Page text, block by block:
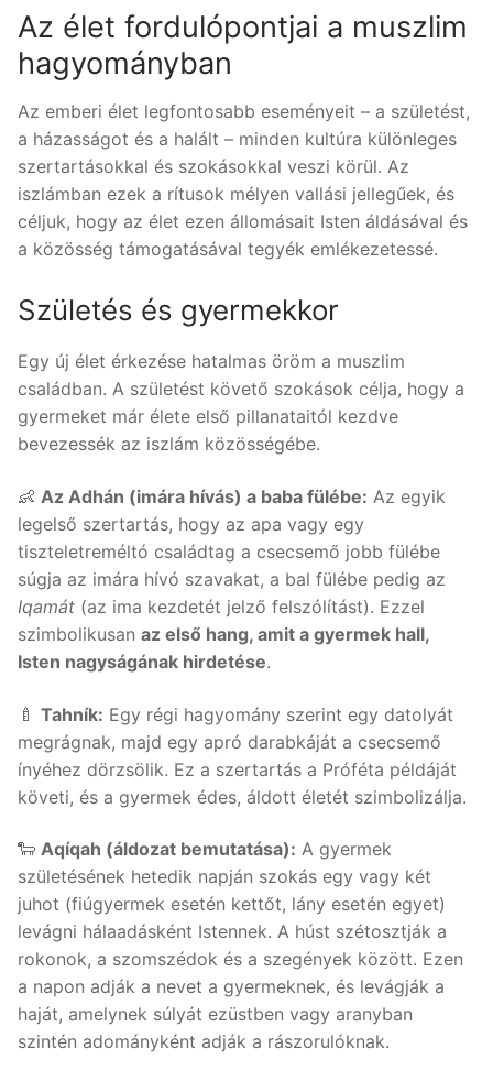
Az élet fordulópontjai a muszlim
hagyományban
Az emberi élet legfontosabb eseményeit – a születést,
a házasságot és a halált – minden kultúra különleges
szertartásokkal és szokásokkal veszi körül. Az
iszlámban ezek a rítusok mélyen vallási jellegűek, és
céljuk, hogy az élet ezen állomásait Isten áldásával és
a közösség támogatásával tegyék emlékezetessé.
Születés és gyermekkor
Egy új élet érkezése hatalmas öröm a muszlim
családban. A születést követő szokások célja, hogy a
gyermeket már élete első pillanataitól kezdve
bevezessék az iszlám közösségébe.
👶 Az Adhán (imára hívás) a baba fülébe: Az egyik
legelső szertartás, hogy az apa vagy egy
tiszteletreméltó családtag a csecsemő jobb fülébe
súgja az imára hívó szavakat, a bal fülébe pedig az
Iqamát (az ima kezdetét jelző felszólítást). Ezzel
szimbolikusan az első hang, amit a gyermek hall,
Isten nagyságának hirdetése.
🍼 Tahník: Egy régi hagyomány szerint egy datolyát
megrágnak, majd egy apró darabkáját a csecsemő
ínyéhez dörzsölik. Ez a szertartás a Próféta példáját
követi, és a gyermek édes, áldott életét szimbolizálja.
🐑 Aqíqah (áldozat bemutatása): A gyermek
születésének hetedik napján szokás egy vagy két
juhot (fiúgyermek esetén kettőt, lány esetén egyet)
levágni hálaadásként Istennek. A húst szétosztják a
rokonok, a szomszédok és a szegények között. Ezen
a napon adják a nevet a gyermeknek, és levágják a
haját, amelynek súlyát ezüstben vagy aranyban
szintén adományként adják a rászorulóknak.